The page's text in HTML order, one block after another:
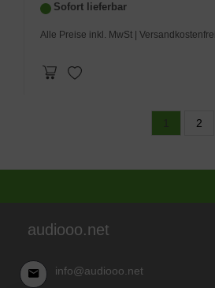
Sofort lieferbar
Alle Preise inkl. MwSt | Versandkostenfrei
2
audiooo.net
info@audiooo.net